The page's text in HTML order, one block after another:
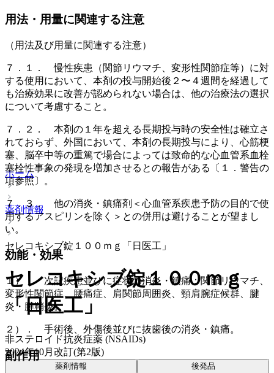
用法・用量に関連する注意
（用法及び用量に関連する注意）
７．１． 慢性疾患（関節リウマチ、変形性関節症等）に対
する使用において、本剤の投与開始後２〜４週間を経過して
も治療効果に改善が認められない場合は、他の治療法の選択
について考慮すること。
７．２． 本剤の１年を超える長期投与時の安全性は確立さ
れておらず、外国において、本剤の長期投与により、心筋梗
塞、脳卒中等の重篤で場合によっては致命的な心血管系血栓
塞栓性事象の発現を増加させるとの報告がある〔１．警告の
項参照〕。
７．３． 他の消炎・鎮痛剤＜心血管系疾患予防の目的で使
用するアスピリンを除く＞との併用は避けることが望まし
い。
効能・効果
１）． 次記疾患並びに症状の消炎・鎮痛：関節リウマチ、
変形性関節症、腰痛症、肩関節周囲炎、頸肩腕症候群、腱
炎・腱鞘炎。
２）． 手術後、外傷後並びに抜歯後の消炎・鎮痛。
副作用
ホーム
薬剤情報
セレコキシブ錠１００ｍｇ「日医工」
セレコキシブ錠１００ｍｇ
「日医工」
非ステロイド抗炎症薬 (NSAIDs)
2024年10月改訂(第2版)
薬剤情報 後発品